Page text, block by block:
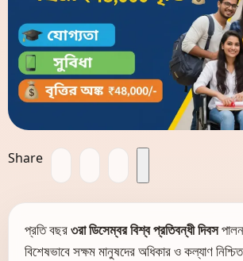
Share
প্রতি বছর৩রা ডিসেম্বর বিশ্ব প্রতিবন্ধী দিবস
বিশেষভাবে সক্ষম মানুষদের অধিকার ও কল্যাণ